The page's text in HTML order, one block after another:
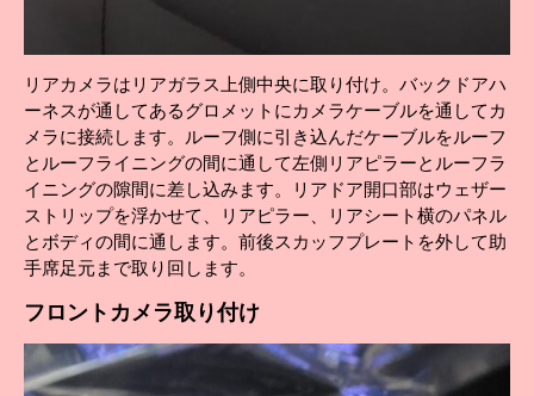
リアカメラはリアガラス上側中央に取り付け。バックドアハ
ーネスが通してあるグロメットにカメラケーブルを通してカ
メラに接続します。ルーフ側に引き込んだケーブルをルーフ
とルーフライニングの間に通して左側リアピラーとルーフラ
イニングの隙間に差し込みます。リアドア開口部はウェザー
ストリップを浮かせて、リアピラー、リアシート横のパネル
とボディの間に通します。前後スカッフプレートを外して助
手席足元まで取り回します。
フロント カメラ取り付け